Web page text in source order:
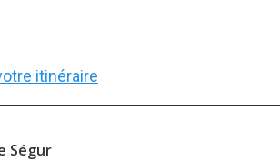
itinéraire
Ségur